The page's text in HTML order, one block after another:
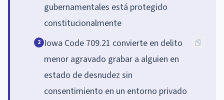
gubernamentales está protegido
constitucionalmente
2 Iowa Code 709.21 convierte en delito
menor agravado grabar a alguien en
estado de desnudez sin
consentimiento en un entorno privado